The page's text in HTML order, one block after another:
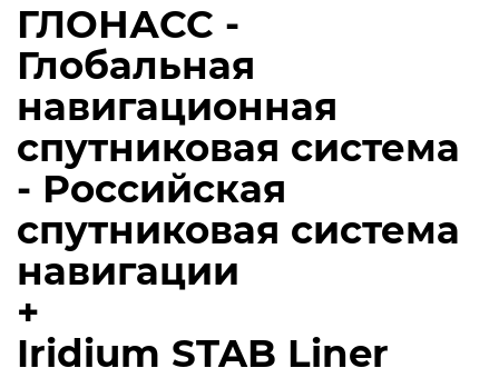
ГЛОНАСС -
Глобальная
навигационная
спутниковая система
- Российская
спутниковая система
навигации
+
Iridium STAB Liner